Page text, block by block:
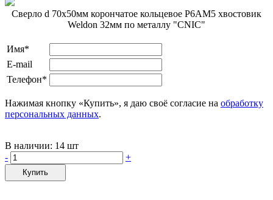
Сверло d 70х50мм корончатое кольцевое Р6АМ5 хвостовик
Weldon 32мм по металлу "CNIC"
Имя*
E-mail
Телефон*
Нажимая кнопку «Купить», я даю своё согласие на обработку
персональных данных.
В наличии: 14 шт
-
+
Купить